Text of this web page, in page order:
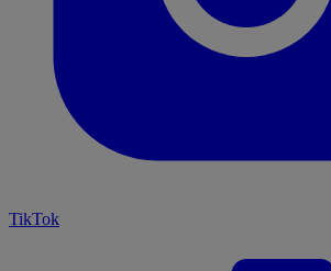
TikTok